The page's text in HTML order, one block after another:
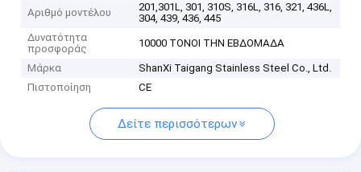
Αριθμό μοντέλου
201,301L, 301, 310S, 316L, 316, 321, 436L,
304, 439, 436, 445
Δυνατότητα
προσφοράς
10000 ΤΟΝΟΙ ΤΗΝ ΕΒΔΟΜΑΔΑ
Μάρκα
ShanXi Taigang Stainless Steel Co., Ltd.
Πιστοποίηση
CE
Δείτε περισσότερων